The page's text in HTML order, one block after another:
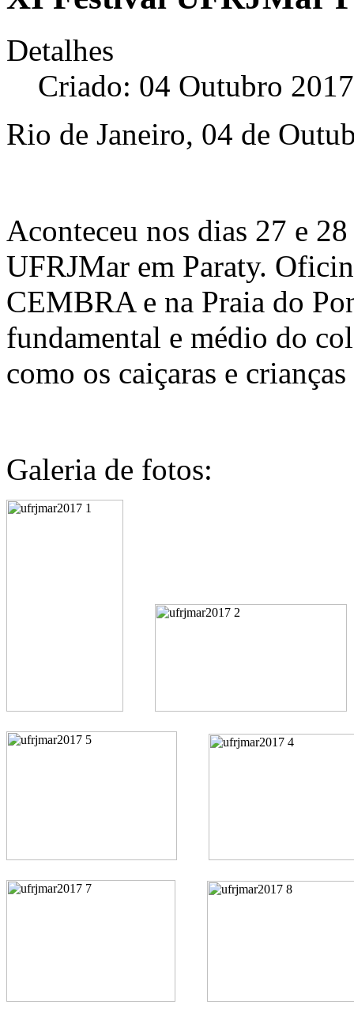
Detalhes
Criado: 04 Outubro 2017
Rio de Janeiro, 04 de
Aconteceu nos dias 27 e
UFRJMar em Paraty.
CEMBRA e na Praia do
fundamental e médio do
como os caiçaras e
Galeria de fotos: